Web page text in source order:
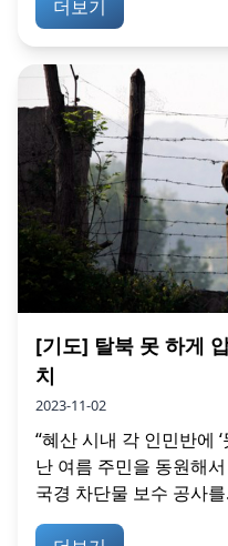
더보기
[기도] 탈북 못 하게
치
2023-11-02
“혜산 시내 각 인민반에
난 여름 주민을 동원해
국경 차단물 보수 공사를